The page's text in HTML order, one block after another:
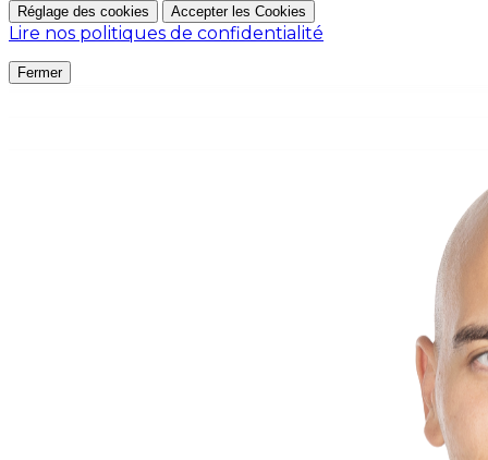
Réglage des cookies Accepter les Cookies
Lire nos politiques de confidentialité
Fermer